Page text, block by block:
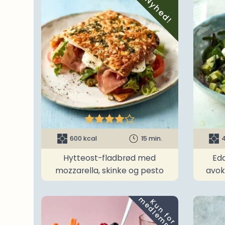
Nyhed!

600 kcal 15 min.
Hytteost-fladbrød med
mozzarella, skinke og pesto
K
u
n
f
o
r
e
d
l
e
m
m
e
r